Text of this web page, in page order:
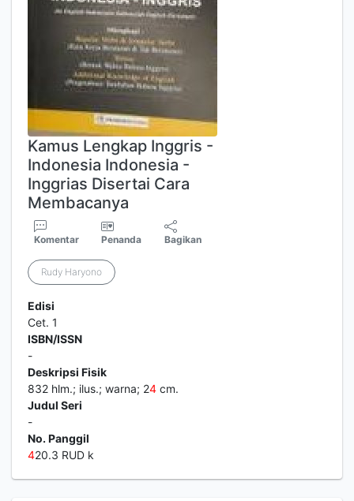
Kamus Lengkap Inggris -
Indonesia Indonesia -
Inggrias Disertai Cara
Membacanya
Komentar Penanda Bagikan
Rudy Haryono
Edisi
Cet. 1
ISBN/ISSN
-
Deskripsi Fisik
832 hlm.; ilus.; warna; 24 cm.
Judul Seri
-
No. Panggil
420.3 RUD k